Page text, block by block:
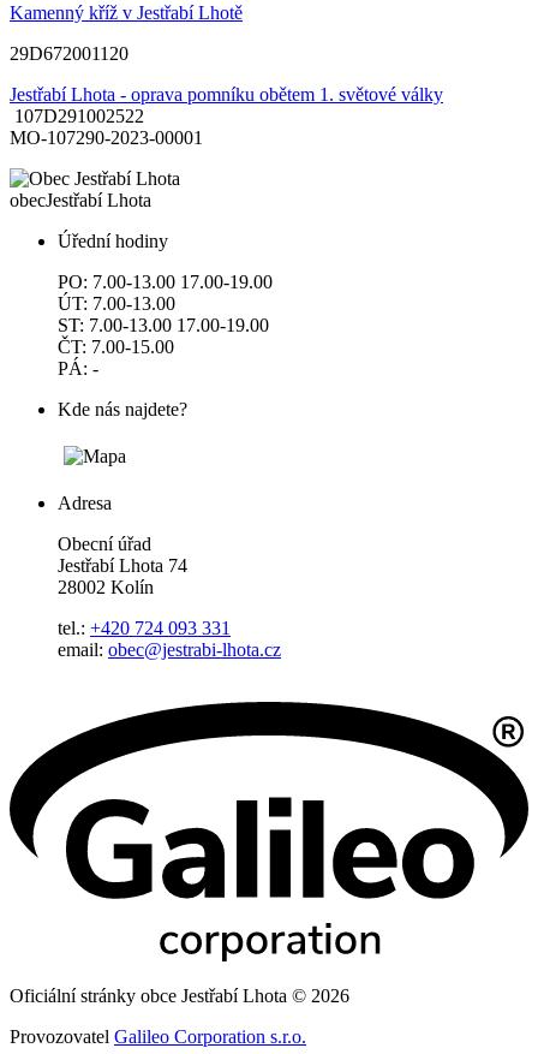
Kamenný kříž v Jestřabí Lhotě
29D672001120
Jestřabí Lhota - oprava pomníku obětem 1. světové války
107D291002522
MO-107290-2023-00001
obecJestřabí Lhota
Úřední hodiny
PO: 7.00-13.00 17.00-19.00
ÚT: 7.00-13.00
ST: 7.00-13.00 17.00-19.00
ČT: 7.00-15.00
PÁ: -
Kde nás najdete?
Adresa
Obecní úřad
Jestřabí Lhota 74
28002 Kolín
tel.: +420 724 093 331
email: obec@jestrabi-lhota.cz
Oficiální stránky obce Jestřabí Lhota © 2026
Provozovatel Galileo Corporation s.r.o.